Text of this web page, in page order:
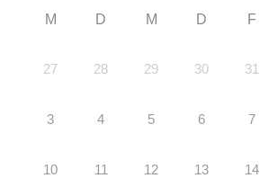
M D M D F
27 28 29 30 31
3 4 5 6 7
10 11 12 13 14